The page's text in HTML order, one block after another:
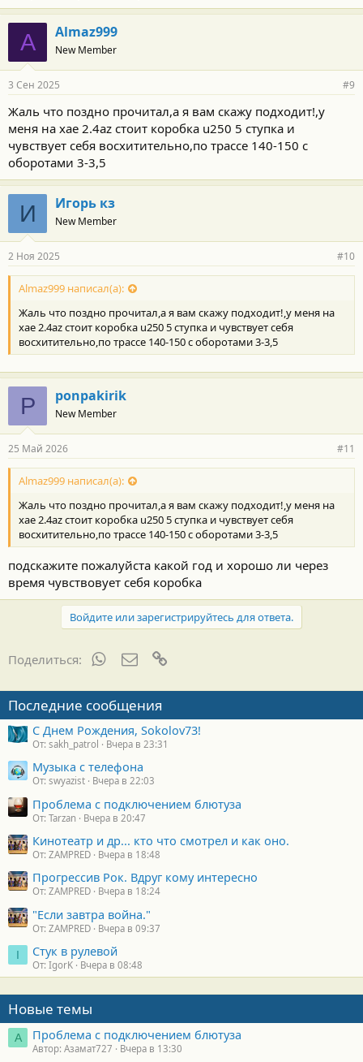
A Almaz999
New Member
3 Сен 2025 #9
Жаль что поздно прочитал,а я вам скажу подходит!,у
меня на хае 2.4az стоит коробка u250 5 ступка и
чувствует себя восхитительно,по трассе 140-150 с
оборотами 3-3,5
И Игорь кз
New Member
2 Ноя 2025 #10
Almaz999 написал(а):
Жаль что поздно прочитал,а я вам скажу подходит!,у меня на
хае 2.4az стоит коробка u250 5 ступка и чувствует себя
восхитительно,по трассе 140-150 с оборотами 3-3,5
P ponpakirik
New Member
25 Май 2026 #11
Almaz999 написал(а):
Жаль что поздно прочитал,а я вам скажу подходит!,у меня на
хае 2.4az стоит коробка u250 5 ступка и чувствует себя
восхитительно,по трассе 140-150 с оборотами 3-3,5
подскажите пожалуйста какой год и хорошо ли через
время чувствовует себя коробка
Войдите или зарегистрируйтесь для ответа.
Поделиться: WhatsAppЭлектронная почта
Последние сообщения
С Днем Рождения, Sokolov73!
От: sakh_patrol Вчера в 23:31
Музыка с телефона
От: swyazist Вчера в 22:03
Проблема с подключением блютуза
От: Tarzan Вчера в 20:47
Кинотеатр и др... кто что смотрел и как оно.
От: ZAMPRED Вчера в 18:48
Прогрессив Рок. Вдруг кому интересно
От: ZAMPRED Вчера в 18:24
"Если завтра война."
От: ZAMPRED Вчера в 09:37
I Стук в рулевой
От: IgorK Вчера в 08:48
Новые темы
А Проблема с подключением блютуза
Автор: Азамат727 Вчера в 13:30